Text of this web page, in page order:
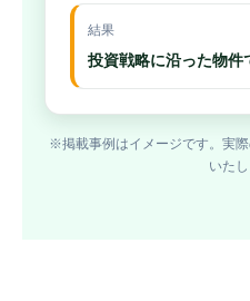
結果
投資戦略に沿った物件
※掲載事例はイメージです。実
いたし